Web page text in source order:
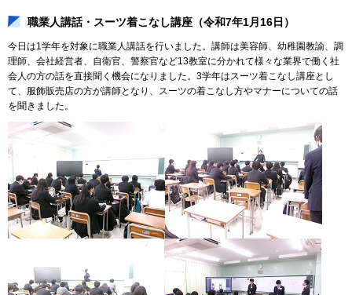
職業人講話・スーツ着こなし講座（令和7年1月16日）
今日は1学年を対象に職業人講話を行いました。講師は美容師、幼稚園教諭、調
理師、会社経営者、自衛官、警察官など13教室に分かれて様々な業界で働く社
会人の方の話を直接聞く機会になりました。3学年はスーツ着こなし講座とし
て、服飾販売店の方が講師となり、スーツの着こなし方やマナーについての話
を聞きました。